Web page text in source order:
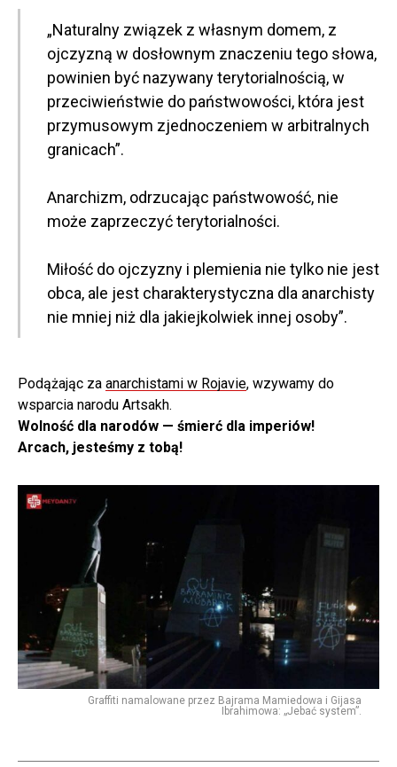
„Naturalny związek z własnym domem, z
ojczyzną w dosłownym znaczeniu tego słowa,
powinien być nazywany terytorialnością, w
przeciwieństwie do państwowości, która jest
przymusowym zjednoczeniem w arbitralnych
granicach”.
Anarchizm, odrzucając państwowość, nie
może zaprzeczyć terytorialności.
Miłość do ojczyzny i plemienia nie tylko nie jest
obca, ale jest charakterystyczna dla anarchisty
nie mniej niż dla jakiejkolwiek innej osoby”.
Podążając za anarchistami w Rojavie, wzywamy do
wsparcia narodu Artsakh.
Wolność dla narodów — śmierć dla imperiów!
Arcach, jesteśmy z tobą!
Graffiti namalowane przez Bajrama Mamiedowa i Gijasa
Ibrahimowa: „Jebać system”.